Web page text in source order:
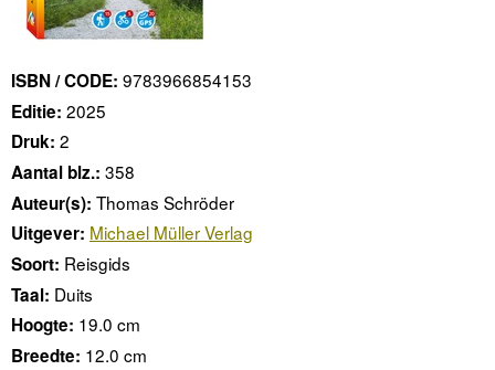
ISBN / CODE: 9783966854153
Editie: 2025
Druk: 2
Aantal blz.: 358
Auteur(s): Thomas Schröder
Uitgever: Michael Müller Verlag
Soort: Reisgids
Taal: Duits
Hoogte: 19.0 cm
Breedte: 12.0 cm